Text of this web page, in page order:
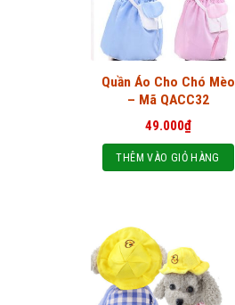
Quần Áo Cho Chó Mèo
– Mã QACC32
49.000₫
THÊM VÀO GIỎ HÀNG